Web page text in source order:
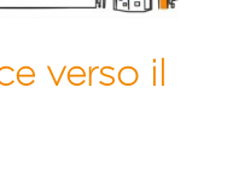
verso il